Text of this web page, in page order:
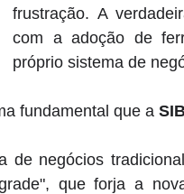
frustração. A
com a adoção de
próprio sistema de
fundamental que a
de negócios
que forja a